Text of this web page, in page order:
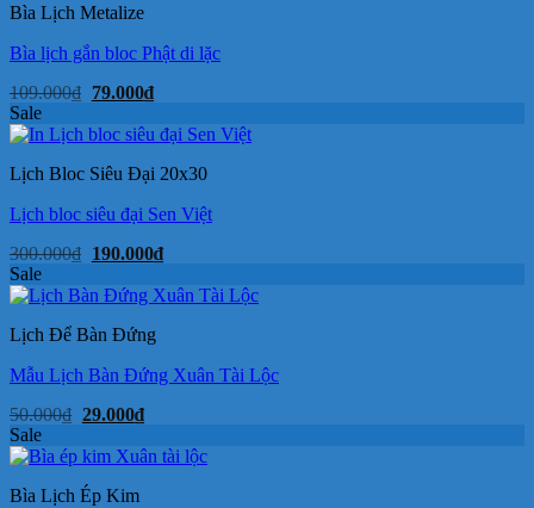
Bìa Lịch Metalize
Bìa lịch gắn bloc Phật di lặc
109.000₫ Giá
là:
109.000₫.
79.000₫Giá
tại
là:
79.000₫.
Sale
Lịch Bloc Siêu Đại 20x30
Lịch bloc siêu đại Sen Việt
300.000₫ Giá
là:
300.000₫.
190.000₫Giá
tại
là:
Sale
Lịch Để Bàn Đứng
Mẫu Lịch Bàn Đứng Xuân Tài Lộc
50.000₫ Giá
là:
50.000₫.
29.000₫Giá
tại
là:
Sale
Bìa Lịch Ép Kim